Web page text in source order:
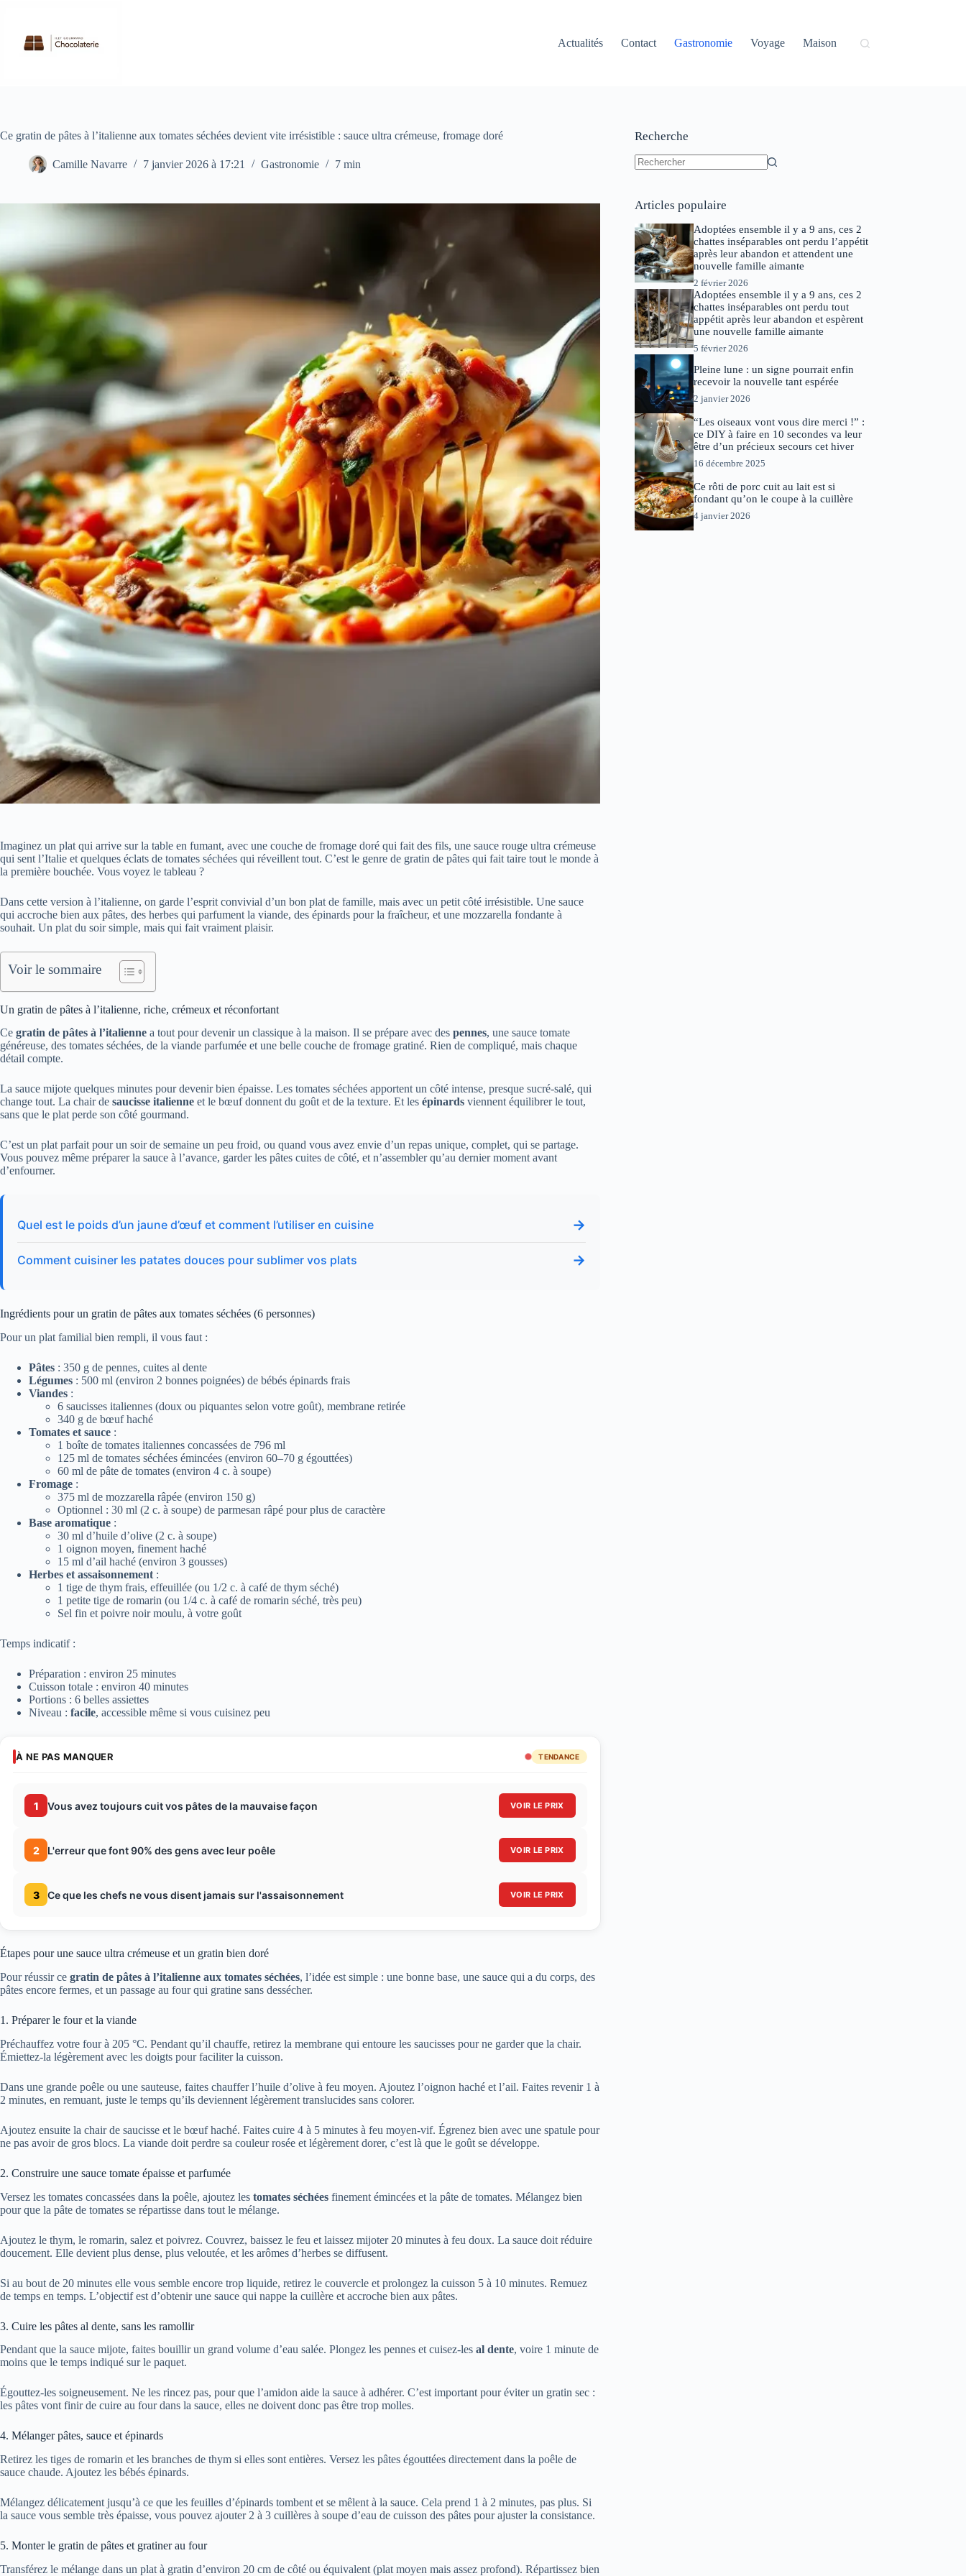
Actualités
Contact Gastronomie Voyage Maison
Ce gratin de pâtes à l’italienne aux tomates séchées devient vite irrésistible : sauce ultra crémeuse, fromage doré
Camille Navarre 7 janvier 2026 à 17:21 Gastronomie 7 min
Imaginez un plat qui arrive sur la table en fumant, avec une couche de fromage doré qui fait des fils, une sauce rouge ultra crémeuse
qui sent l’Italie et quelques éclats de tomates séchées qui réveillent tout. C’est le genre de gratin de pâtes qui fait taire tout le monde à
la première bouchée. Vous voyez le tableau ?
Dans cette version à l’italienne, on garde l’esprit convivial d’un bon plat de famille, mais avec un petit côté irrésistible. Une sauce
qui accroche bien aux pâtes, des herbes qui parfument la viande, des épinards pour la fraîcheur, et une mozzarella fondante à
souhait. Un plat du soir simple, mais qui fait vraiment plaisir.
Voir le sommaire
Un gratin de pâtes à l’italienne, riche, crémeux et réconfortant
Ce gratin de pâtes à l’italienne a tout pour devenir un classique à la maison. Il se prépare avec des pennes, une sauce tomate
généreuse, des tomates séchées, de la viande parfumée et une belle couche de fromage gratiné. Rien de compliqué, mais chaque
détail compte.
La sauce mijote quelques minutes pour devenir bien épaisse. Les tomates séchées apportent un côté intense, presque sucré-salé, qui
change tout. La chair de saucisse italienne et le bœuf donnent du goût et de la texture. Et les épinards viennent équilibrer le tout,
sans que le plat perde son côté gourmand.
C’est un plat parfait pour un soir de semaine un peu froid, ou quand vous avez envie d’un repas unique, complet, qui se partage.
Vous pouvez même préparer la sauce à l’avance, garder les pâtes cuites de côté, et n’assembler qu’au dernier moment avant
d’enfourner.
Quel est le poids d’un jaune d’œuf et comment l’utiliser en cuisine →
Comment cuisiner les patates douces pour sublimer vos plats →
Ingrédients pour un gratin de pâtes aux tomates séchées (6 personnes)
Pour un plat familial bien rempli, il vous faut :
Pâtes : 350 g de pennes, cuites al dente
Légumes : 500 ml (environ 2 bonnes poignées) de bébés épinards frais
Viandes :
6 saucisses italiennes (doux ou piquantes selon votre goût), membrane retirée
340 g de bœuf haché
Tomates et sauce :
1 boîte de tomates italiennes concassées de 796 ml
125 ml de tomates séchées émincées (environ 60–70 g égouttées)
60 ml de pâte de tomates (environ 4 c. à soupe)
Fromage :
375 ml de mozzarella râpée (environ 150 g)
Optionnel : 30 ml (2 c. à soupe) de parmesan râpé pour plus de caractère
Base aromatique :
30 ml d’huile d’olive (2 c. à soupe)
1 oignon moyen, finement haché
15 ml d’ail haché (environ 3 gousses)
Herbes et assaisonnement :
1 tige de thym frais, effeuillée (ou 1/2 c. à café de thym séché)
1 petite tige de romarin (ou 1/4 c. à café de romarin séché, très peu)
Sel fin et poivre noir moulu, à votre goût
Temps indicatif :
Préparation : environ 25 minutes
Cuisson totale : environ 40 minutes
Portions : 6 belles assiettes
Niveau : facile, accessible même si vous cuisinez peu
À NE PAS MANQUER TENDANCE
1 Vous avez toujours cuit vos pâtes de la mauvaise façon VOIR LE PRIX
2 L'erreur que font 90% des gens avec leur poêle VOIR LE PRIX
3 Ce que les chefs ne vous disent jamais sur l'assaisonnement VOIR LE PRIX
Étapes pour une sauce ultra crémeuse et un gratin bien doré
Pour réussir ce gratin de pâtes à l’italienne aux tomates séchées, l’idée est simple : une bonne base, une sauce qui a du corps, des
pâtes encore fermes, et un passage au four qui gratine sans dessécher.
1. Préparer le four et la viande
Préchauffez votre four à 205 °C. Pendant qu’il chauffe, retirez la membrane qui entoure les saucisses pour ne garder que la chair.
Émiettez-la légèrement avec les doigts pour faciliter la cuisson.
Dans une grande poêle ou une sauteuse, faites chauffer l’huile d’olive à feu moyen. Ajoutez l’oignon haché et l’ail. Faites revenir 1 à
2 minutes, en remuant, juste le temps qu’ils deviennent légèrement translucides sans colorer.
Ajoutez ensuite la chair de saucisse et le bœuf haché. Faites cuire 4 à 5 minutes à feu moyen-vif. Égrenez bien avec une spatule pour
ne pas avoir de gros blocs. La viande doit perdre sa couleur rosée et légèrement dorer, c’est là que le goût se développe.
2. Construire une sauce tomate épaisse et parfumée
Versez les tomates concassées dans la poêle, ajoutez les tomates séchées finement émincées et la pâte de tomates. Mélangez bien
pour que la pâte de tomates se répartisse dans tout le mélange.
Ajoutez le thym, le romarin, salez et poivrez. Couvrez, baissez le feu et laissez mijoter 20 minutes à feu doux. La sauce doit réduire
doucement. Elle devient plus dense, plus veloutée, et les arômes d’herbes se diffusent.
Si au bout de 20 minutes elle vous semble encore trop liquide, retirez le couvercle et prolongez la cuisson 5 à 10 minutes. Remuez
de temps en temps. L’objectif est d’obtenir une sauce qui nappe la cuillère et accroche bien aux pâtes.
3. Cuire les pâtes al dente, sans les ramollir
Pendant que la sauce mijote, faites bouillir un grand volume d’eau salée. Plongez les pennes et cuisez-les al dente, voire 1 minute de
moins que le temps indiqué sur le paquet.
Égouttez-les soigneusement. Ne les rincez pas, pour que l’amidon aide la sauce à adhérer. C’est important pour éviter un gratin sec :
les pâtes vont finir de cuire au four dans la sauce, elles ne doivent donc pas être trop molles.
4. Mélanger pâtes, sauce et épinards
Retirez les tiges de romarin et les branches de thym si elles sont entières. Versez les pâtes égouttées directement dans la poêle de
sauce chaude. Ajoutez les bébés épinards.
Mélangez délicatement jusqu’à ce que les feuilles d’épinards tombent et se mêlent à la sauce. Cela prend 1 à 2 minutes, pas plus. Si
la sauce vous semble très épaisse, vous pouvez ajouter 2 à 3 cuillères à soupe d’eau de cuisson des pâtes pour ajuster la consistance.
5. Monter le gratin de pâtes et gratiner au four
Transférez le mélange dans un plat à gratin d’environ 20 cm de côté ou équivalent (plat moyen mais assez profond). Répartissez bien
Recherche
Articles populaire
Adoptées ensemble il y a 9 ans, ces 2
chattes inséparables ont perdu l’appétit
après leur abandon et attendent une
nouvelle famille aimante
2 février 2026
Adoptées ensemble il y a 9 ans, ces 2
chattes inséparables ont perdu tout
appétit après leur abandon et espèrent
une nouvelle famille aimante
5 février 2026
Pleine lune : un signe pourrait enfin
recevoir la nouvelle tant espérée
2 janvier 2026
“Les oiseaux vont vous dire merci !” :
ce DIY à faire en 10 secondes va leur
être d’un précieux secours cet hiver
16 décembre 2025
Ce rôti de porc cuit au lait est si
fondant qu’on le coupe à la cuillère
4 janvier 2026